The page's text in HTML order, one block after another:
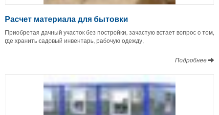
Расчет материала для бытовки
Приобретая дачный участок без постройки, зачастую встает вопрос о том,
где хранить садовый инвентарь, рабочую одежду,
Подробнее